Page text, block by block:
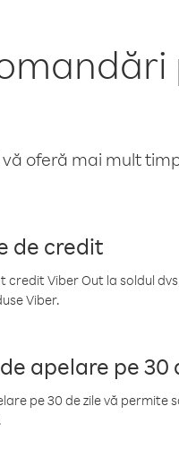
oferă mai mult
de credit
credit Viber Out la soldul
Viber.
apelare pe 30
pe 30 de zile vă